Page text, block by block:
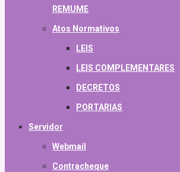
REMUME
Atos Normativos
LEIS
LEIS COMPLEMENTARES
DECRETOS
PORTARIAS
Servidor
Webmail
Contracheque